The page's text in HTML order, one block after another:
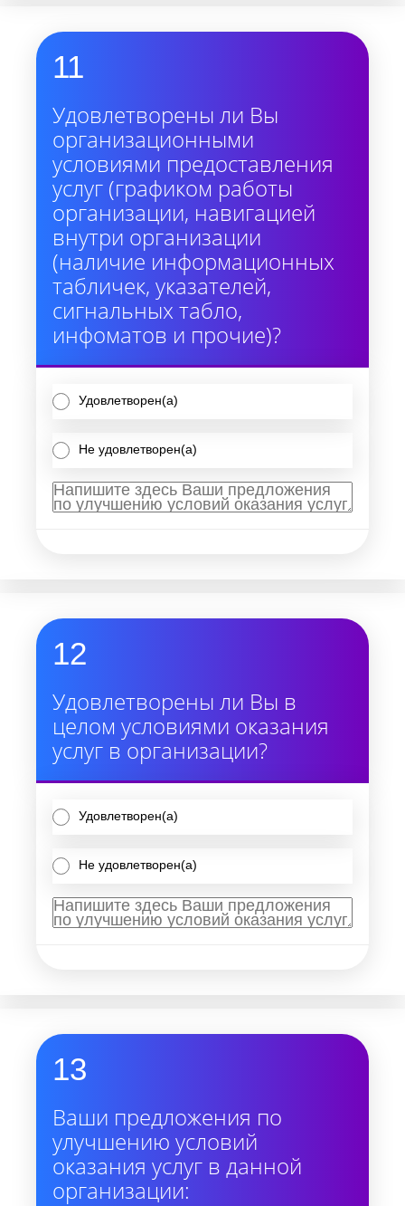
11
Удовлетворены ли Вы
организационными
условиями предоставления
услуг (графиком работы
организации, навигацией
внутри организации
(наличие информационных
табличек, указателей,
сигнальных табло,
инфоматов и прочие)?
Удовлетворен(а)
Не удовлетворен(а)
12
Удовлетворены ли Вы в
целом условиями оказания
услуг в организации?
Удовлетворен(а)
Не удовлетворен(а)
13
Ваши предложения по
улучшению условий
оказания услуг в данной
организации: